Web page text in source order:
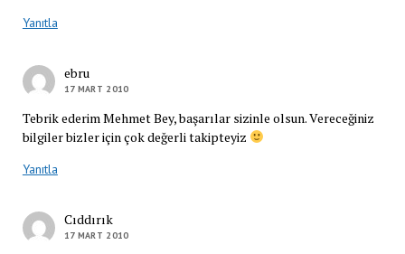
Yanıtla
ebru
17 MART 2010
Tebrik ederim Mehmet Bey, başarılar sizinle olsun. Vereceğiniz
bilgiler bizler için çok değerli takipteyiz
Yanıtla
Cıddırık
17 MART 2010